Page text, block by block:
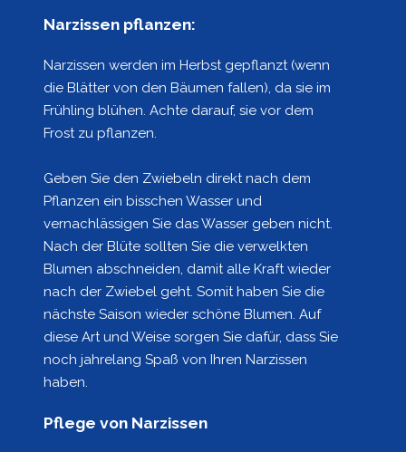
Narzissen pflanzen:
Narzissen werden im Herbst gepflanzt (wenn
die Blätter von den Bäumen fallen), da sie im
Frühling blühen. Achte darauf, sie vor dem
Frost zu pflanzen.
Geben Sie den Zwiebeln direkt nach dem
Pflanzen ein bisschen Wasser und
vernachlässigen Sie das Wasser geben nicht.
Nach der Blüte sollten Sie die verwelkten
Blumen abschneiden, damit alle Kraft wieder
nach der Zwiebel geht. Somit haben Sie die
nächste Saison wieder schöne Blumen. Auf
diese Art und Weise sorgen Sie dafür, dass Sie
noch jahrelang Spaß von Ihren Narzissen
haben.
Pflege von Narzissen